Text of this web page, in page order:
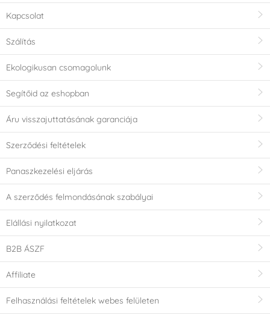
Kapcsolat
Szálítás
Ekologikusan csomagolunk
Segítőid az eshopban
Áru visszajuttatásának garanciája
Szerződési feltételek
Panaszkezelési eljárás
A szerződés felmondásának szabályai
Elállási nyilatkozat
B2B ÁSZF
Affiliate
Felhasználási feltételek webes felületen